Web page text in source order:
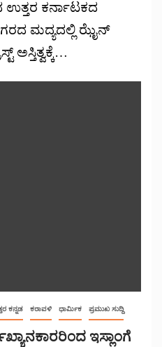
ಕರ್ನಾಟಕದ
ನಗರದ ಮದ್ಯದಲ್ಲಿ ಝೈನ್
ಅಸ್ತಿತ್ವಕ್ಕೆ…
ಕನ್ನಡ ಕರಾವಳಿ ಧಾರ್ಮಿಕ ಪ್ರಮುಖ ಸುದ್ದಿ
ಇಸ್ಲಾಂಗೆ